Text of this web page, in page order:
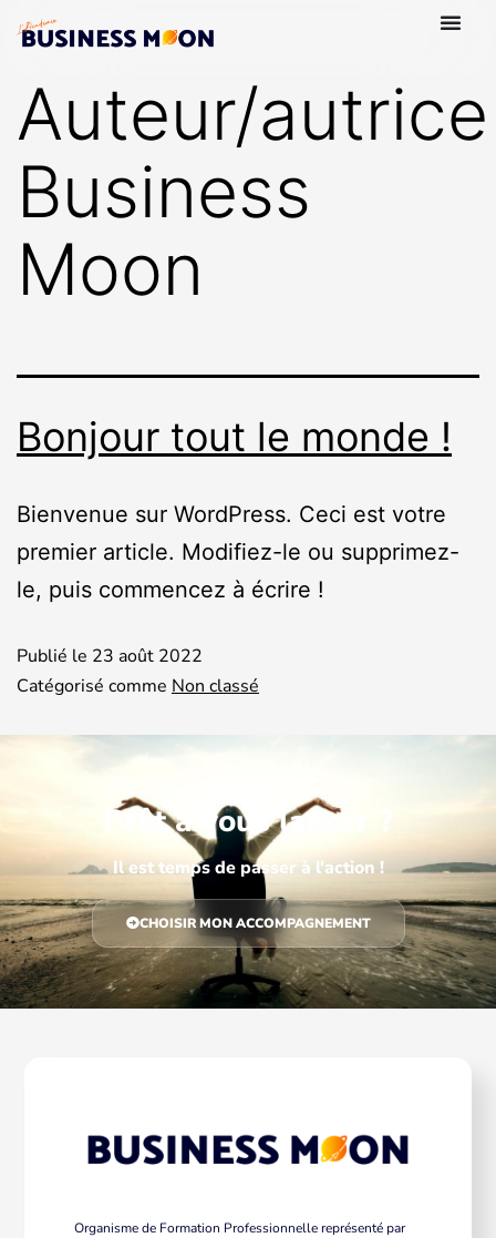
Auteur/
Business
Moon
Bonjour tout le monde !
Bienvenue sur WordPress. Ceci est votre
premier article. Modifiez-le ou supprimez-
le, puis commencez à écrire !
Publié le 23 août 2022
Catégorisé comme Non classé
Prêt à vous lancer ?
Il est temps de passer à l'action !
CHOISIR MON ACCOMPAGNEMENT
Organisme de Formation Professionnelle représenté par